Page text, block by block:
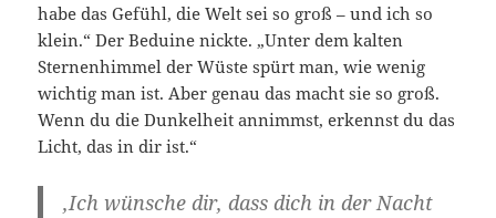
habe das Gefühl, die Welt sei so groß – und ich so
klein.“ Der Beduine nickte. „Unter dem kalten
Sternenhimmel der Wüste spürt man, wie wenig
wichtig man ist. Aber genau das macht sie so groß.
Wenn du die Dunkelheit annimmst, erkennst du das
Licht, das in dir ist.“
‚Ich wünsche dir, dass dich in der Nacht